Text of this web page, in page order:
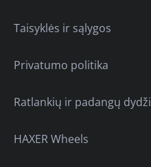
Taisyklės ir sąlygos
Privatumo politika
Ratlankių ir padangų
HAXER Wheels